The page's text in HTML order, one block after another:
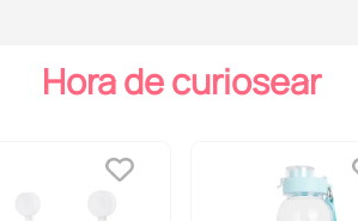
Hora de curiosear